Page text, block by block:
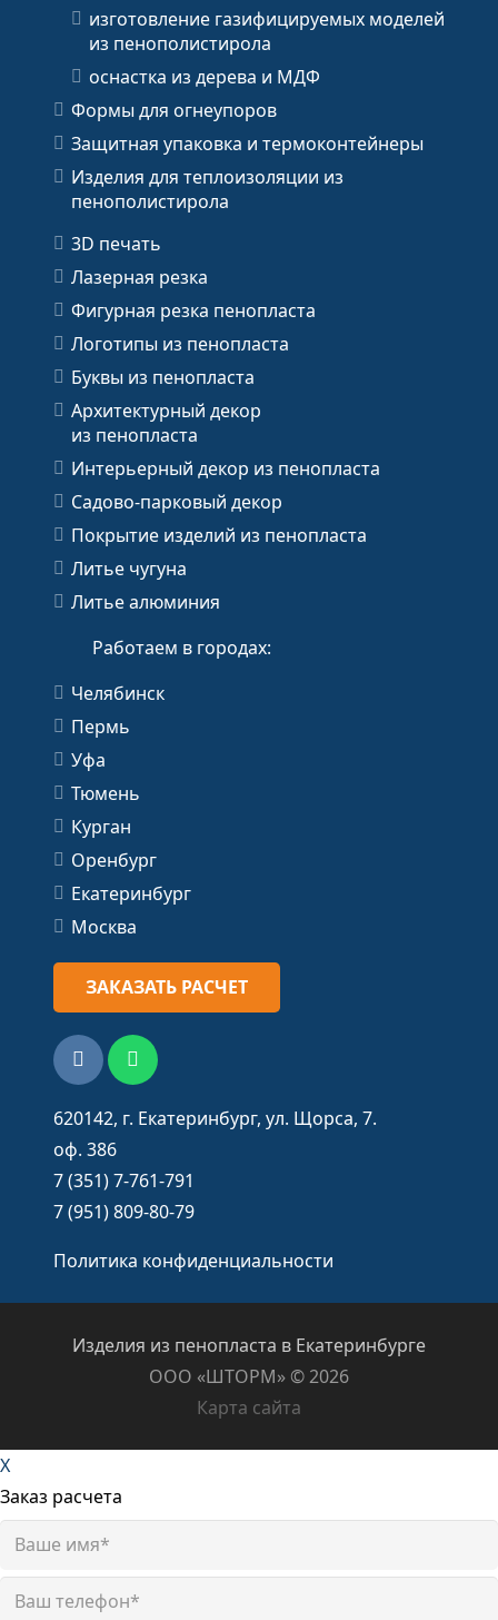
изготовление газифицируемых моделей
из пенополистирола
оснастка из дерева и МДФ
Формы для огнеупоров
Защитная упаковка и термоконтейнеры
Изделия для теплоизоляции из
пенополистирола
3D печать
Лазерная резка
Фигурная резка пенопласта
Логотипы из пенопласта
Буквы из пенопласта
Архитектурный декор
из пенопласта
Интерьерный декор из пенопласта
Садово-парковый декор
Покрытие изделий из пенопласта
Литье чугуна
Литье алюминия
Работаем в городах:
Челябинск
Пермь
Уфа
Тюмень
Курган
Оренбург
Екатеринбург
Москва
ЗАКАЗАТЬ РАСЧЕТ
620142, г. Екатеринбург, ул. Щорса, 7.
оф. 386
7 (351) 7-761-791
7 (951) 809-80-79
Политика конфиденциальности
Изделия из пенопласта в Екатеринбурге
ООО «ШТОРМ» ©️ 2026
Карта сайта
X
Заказ расчета